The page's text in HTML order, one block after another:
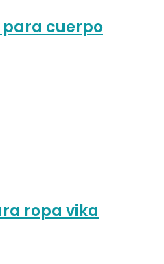
cuerpo
ropa vika